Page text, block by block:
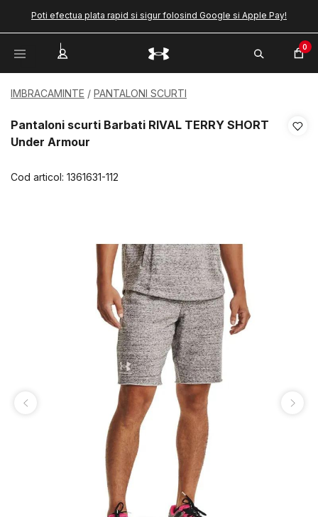
Poti efectua plata rapid si sigur folosind Google si Apple Pay!
0
IMBRACAMINTE PANTALONI SCURTI
Pantaloni scurti Barbati RIVAL TERRY SHORT
Under Armour
Cod articol: 1361631-112